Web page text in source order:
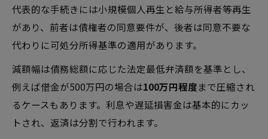
代表的な手続きには小規模個人再生と給与所得者等再生
があり、前者は債権者の同意要件が、後者は同意不要な
代わりに可処分所得基準の適用があります。
減額幅は債務総額に応じた法定最低弁済額を基準とし、
例えば借金が500万円の場合は100万円程度まで圧縮され
るケースもあります。利息や遅延損害金は基本的にカッ
トされ、返済は分割で行われます。